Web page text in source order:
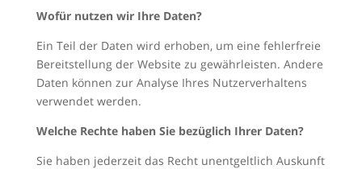
Wofür nutzen wir Ihre Daten?
Ein Teil der Daten wird erhoben, um eine fehlerfreie
Bereitstellung der Website zu gewährleisten. Andere
Daten können zur Analyse Ihres Nutzerverhaltens
verwendet werden.
Welche Rechte haben Sie bezüglich Ihrer Daten?
Sie haben jederzeit das Recht unentgeltlich Auskunft